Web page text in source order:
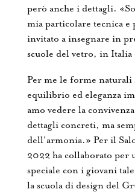
però anche i dettagli.
mia particolare tecnica e
invitato a insegnare in
scuole del vetro, in Italia
Per me le forme naturali
equilibrio ed eleganza
amo vedere la
dettagli concreti, ma
dell’armonia.» Per il
2022 ha collaborato per
speciale con i giovani
la scuola di design del